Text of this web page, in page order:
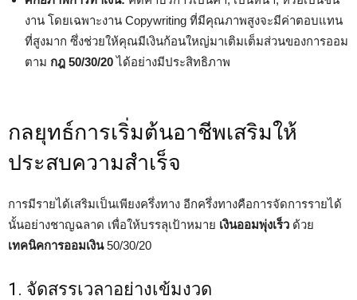
งาน โดยเฉพาะงาน Copywriting ที่มีคุณภาพสูงจะมีค่าตอบแทน
ที่สูงมาก ซึ่งช่วยให้คุณมีเงินก้อนใหญ่มาเติมเต็มส่วนของการออม
ตาม กฎ 50/30/20ได้อย่างมีประสิทธิภาพ
กลยุทธ์การเริ่มต้นอาชีพเสริมให้
ประสบความสำเร็จ
การมีรายได้เสริมเป็นเพียงครึ่งทาง อีกครึ่งทางคือการจัดการรายได้
นั้นอย่างชาญฉลาด เพื่อให้บรรลุเป้าหมาย เงินออมพุ่งเร็ว ด้วย
เทคนิคการออมเงิน50/30/20
1. จัดสรรเวลาอย่างเข้มงวด